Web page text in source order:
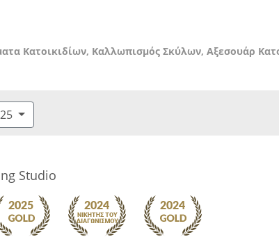
Κατοικιδίων, Καλλωπισμός Σκύλων, Αξεσουάρ
Studio